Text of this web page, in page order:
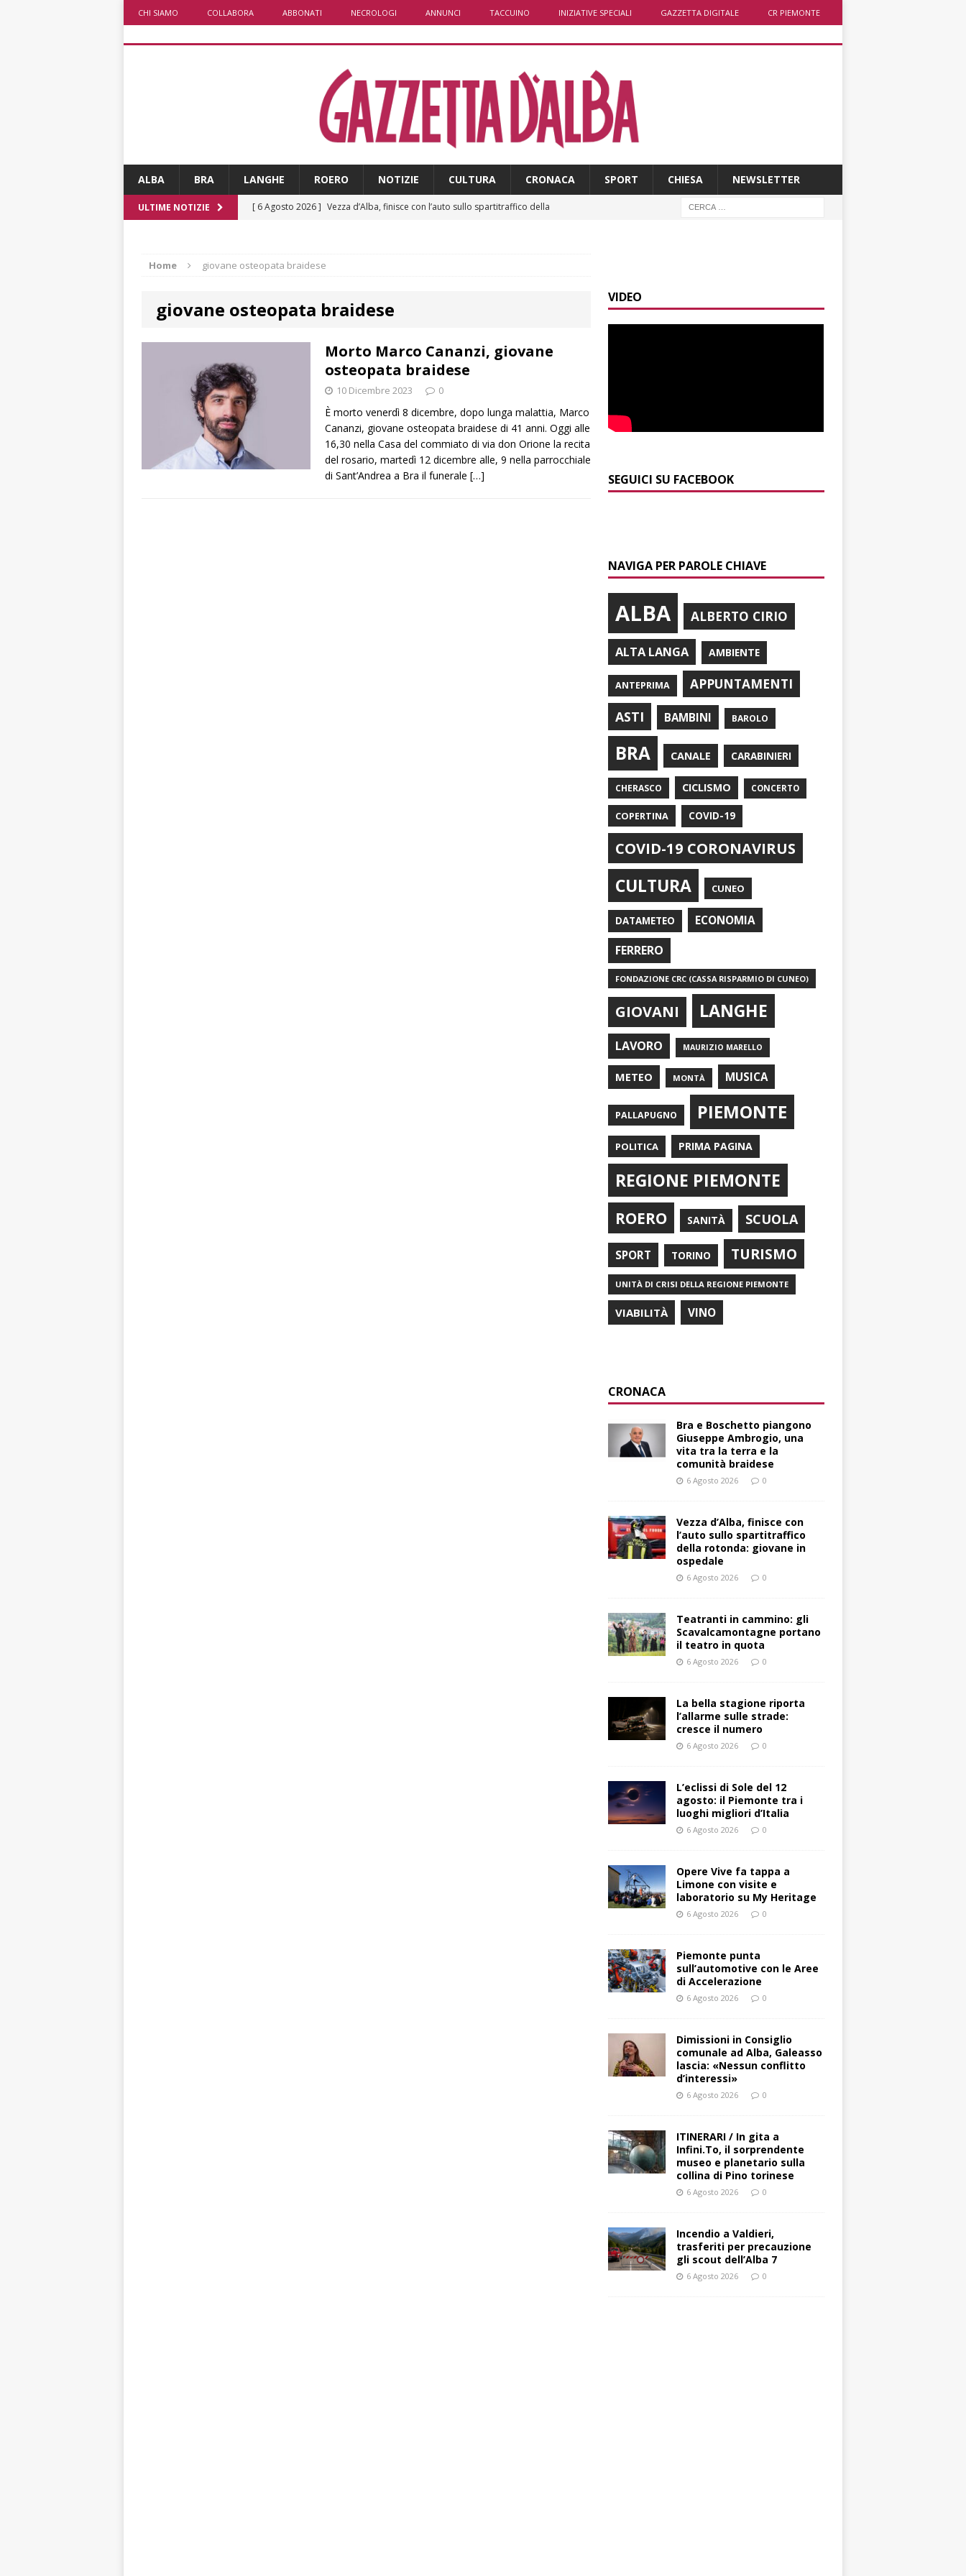
CHI SIAMO COLLABORA ABBONATI NECROLOGI ANNUNCI TACCUINO INIZIATIVE SPECIALI GAZZETTA DIGITALE CR PIEMONTE
ALBA BRA LANGHE ROERO NOTIZIE CULTURA CRONACA SPORT CHIESA NEWSLETTER
ULTIME NOTIZIE [ 6 Agosto 2026 ] Vezza d’Alba, finisce con l’auto sullo spartitraffico della
[ 6 Agosto 2026 ] Piemonte punta sull’automotive con le Aree di Accelerazione
Dimissioni in Consiglio comunale ad Alba, Galeasso lascia:
«Nessun conflitto d’interessi»
ALBA
[ 6 Agosto 2026 ]
planetario sulla collina di Pino torinese
ALBA
Incendio a Valdieri, trasferiti per precauzione gli scout
ALBA
Home giovane osteopata braidese
giovane osteopata braidese
Morto Marco Cananzi, giovane
osteopata braidese
10 Dicembre 2023 0
È morto venerdì 8 dicembre, dopo lunga malattia, Marco
Cananzi, giovane osteopata braidese di 41 anni. Oggi alle
16,30 nella Casa del commiato di via don Orione la recita
del rosario, martedì 12 dicembre alle, 9 nella parrocchiale
di Sant’Andrea a Bra il funerale […]
VIDEO
SEGUICI SU FACEBOOK
NAVIGA PER PAROLE CHIAVE
ALBA ALBERTO CIRIO
ALTA LANGA AMBIENTE
ANTEPRIMA
APPUNTAMENTI
ASTI
BAMBINI BAROLO
BRA CANALE CARABINIERI
CHERASCO CICLISMO CONCERTO
COPERTINA COVID-19
COVID-19 CORONAVIRUS
CULTURA CUNEO
DATAMETEO ECONOMIA
FERRERO
FONDAZIONE CRC (CASSA RISPARMIO DI CUNEO)
GIOVANI LANGHE
LAVORO MAURIZIO MARELLO
METEO MONTÀ MUSICA
PALLAPUGNO PIEMONTE
POLITICA PRIMA PAGINA
REGIONE PIEMONTE
ROERO SANITÀ SCUOLA
SPORT TORINO TURISMO
UNITÀ DI CRISI DELLA REGIONE PIEMONTE
VIABILITÀ VINO
CRONACA
Bra e Boschetto piangono
Giuseppe Ambrogio, una
vita tra la terra e la
comunità braidese
6 Agosto 2026 0
Vezza d’Alba, finisce con
l’auto sullo spartitraffico
della rotonda: giovane in
ospedale
6 Agosto 2026 0
Teatranti in cammino: gli
Scavalcamontagne portano
il teatro in quota
6 Agosto 2026 0
La bella stagione riporta
l’allarme sulle strade:
cresce il numero
6 Agosto 2026 0
L’eclissi di Sole del 12
agosto: il Piemonte tra i
luoghi migliori d’Italia
6 Agosto 2026 0
Opere Vive fa tappa a
Limone con visite e
laboratorio su My Heritage
6 Agosto 2026 0
Piemonte punta
sull’automotive con le Aree
di Accelerazione
6 Agosto 2026 0
Dimissioni in Consiglio
comunale ad Alba, Galeasso
lascia: «Nessun conflitto
d’interessi»
6 Agosto 2026 0
ITINERARI / In gita a
Infini.To, il sorprendente
museo e planetario sulla
collina di Pino torinese
6 Agosto 2026 0
Incendio a Valdieri,
trasferiti per precauzione
gli scout dell’Alba 7
6 Agosto 2026 0